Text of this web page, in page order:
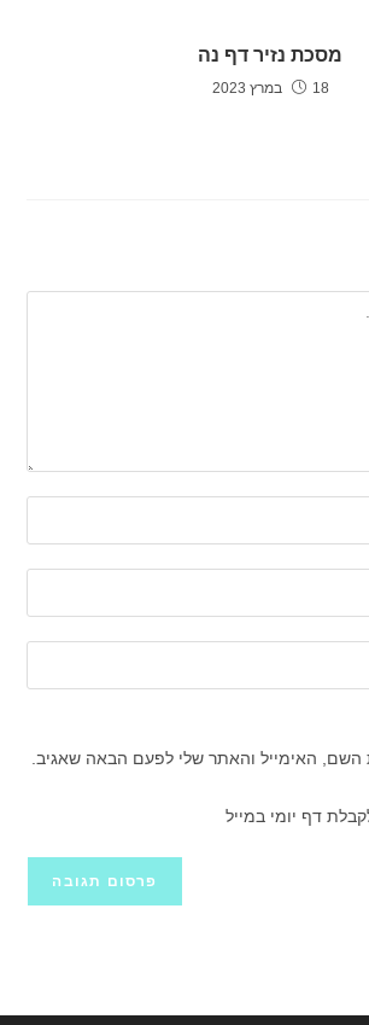
מסכת נזיר דף נה
18 במרץ 2023
האימייל והאתר שלי לפעם הבאה שאגיב.
דף יומי במייל